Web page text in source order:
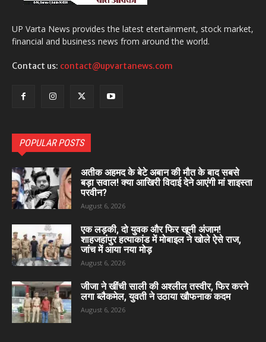
UP Varta News provides the latest etertainment, stock market,
financial and business news from around the world.
Contact us: contact@upvartanews.com
POPULAR POSTS
अतीक अहमद के बेटे अबान की मौत के बाद सबसे
बड़ा सवाल! क्या आखिरी विदाई देने आएंगी मां शाइस्ता
परवीन?
August 6, 2026
एक लड़की, दो युवक और फिर खूनी अंजाम!
शाहजहांपुर हत्याकांड में मोबाइल ने खोले ऐसे राज,
जांच में आया नया मोड़
August 6, 2026
जीजा ने खींची साली की अश्लील तस्वीर, फिर करने
लगा ब्लैकमेल, युवती ने उठाया खौफनाक कदम
August 6, 2026